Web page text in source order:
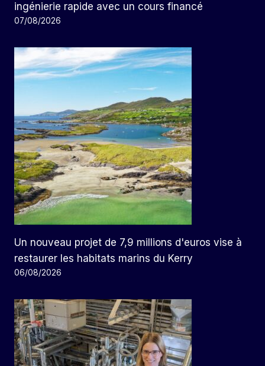
ingénierie rapide avec un cours financé
07/08/2026
Un nouveau projet de 7,9 millions d'euros vise à
restaurer les habitats marins du Kerry
06/08/2026